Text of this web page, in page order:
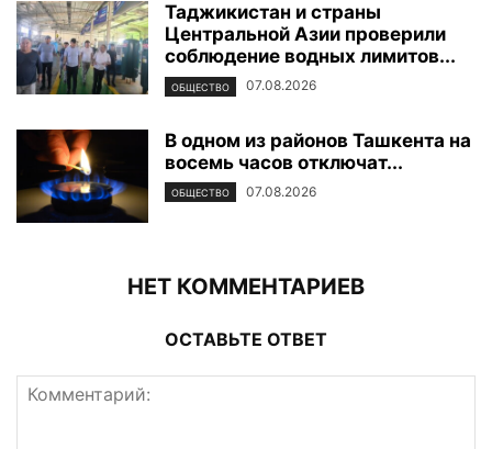
Таджикистан и страны
Центральной Азии проверили
соблюдение водных лимитов...
ОБЩЕСТВО 07.08.2026
В одном из районов Ташкента на
восемь часов отключат...
ОБЩЕСТВО 07.08.2026
НЕТ КОММЕНТАРИЕВ
ОСТАВЬТЕ ОТВЕТ